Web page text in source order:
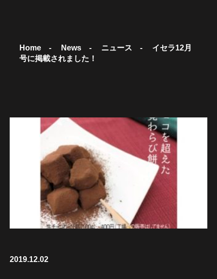
Home - News - ニュース - イセラ12月
号に掲載されました！
2019.12.02